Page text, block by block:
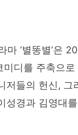
마 ‘별똥별’은
미디를 주축으
저들의 헌신,
성경과 김영대